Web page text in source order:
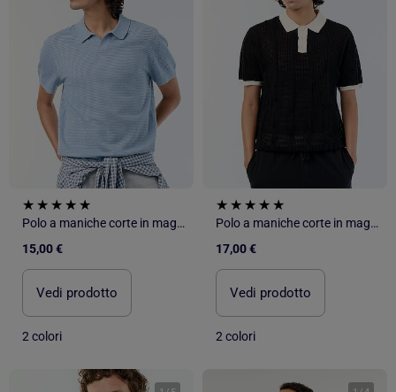
Polo a maniche corte in maglia traforata
15,00 €
Vedi prodotto
2 colori
Polo a maniche corte in maglia traforata
17,00 €
Vedi prodotto
2 colori